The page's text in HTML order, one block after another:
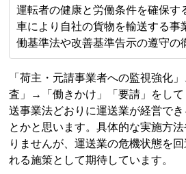
運転者の健康と労働条件を確保す
車により自社の貨物を輸送する事
働基準法や改善基準告示の遵守の
「荷主・元請事業者への監視強化
査」→「働きかけ」「要請」をし
送事業法どおりに運送業が経営で
とかと思います。具体的な実施方
りませんが、運送業の危機状態を
れる施策として期待しています。